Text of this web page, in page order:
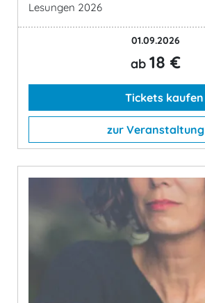
Lesungen 2026
01.09.2026
ab 18 €
Tickets kaufen
zur Veranstaltung